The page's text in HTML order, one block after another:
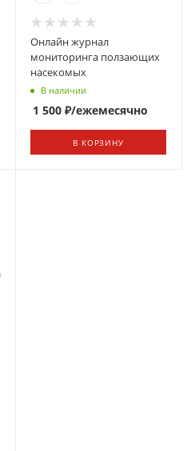
Онлайн журнал
мониторинга ползающих
насекомых
В наличии
1 500 ₽/ежемесячно
В КОРЗИНУ